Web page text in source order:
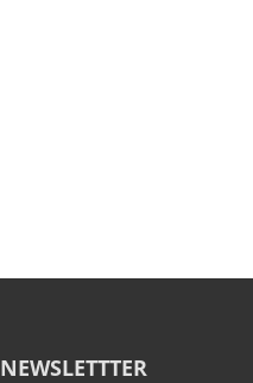
NEWSLETTTER